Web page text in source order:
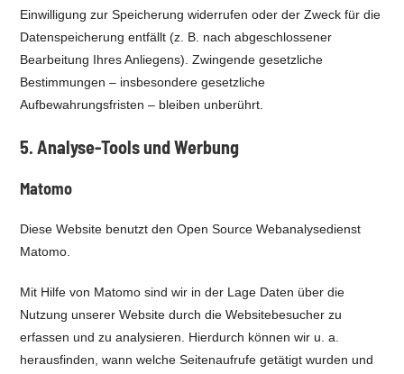
Einwilligung zur Speicherung widerrufen oder der Zweck für die
Datenspeicherung entfällt (z. B. nach abgeschlossener
Bearbeitung Ihres Anliegens). Zwingende gesetzliche
Bestimmungen – insbesondere gesetzliche
Aufbewahrungsfristen – bleiben unberührt.
5. Analyse-Tools und Werbung
Matomo
Diese Website benutzt den Open Source Webanalysedienst
Matomo.
Mit Hilfe von Matomo sind wir in der Lage Daten über die
Nutzung unserer Website durch die Websitebesucher zu
erfassen und zu analysieren. Hierdurch können wir u. a.
herausfinden, wann welche Seitenaufrufe getätigt wurden und